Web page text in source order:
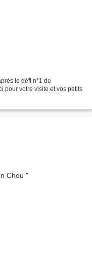
le défi n°1 de
pour votre visite et vos petits